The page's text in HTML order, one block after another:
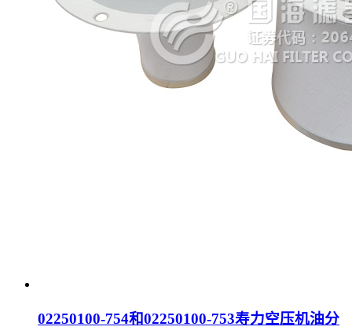
02250100-754和02250100-753寿力空压机油分